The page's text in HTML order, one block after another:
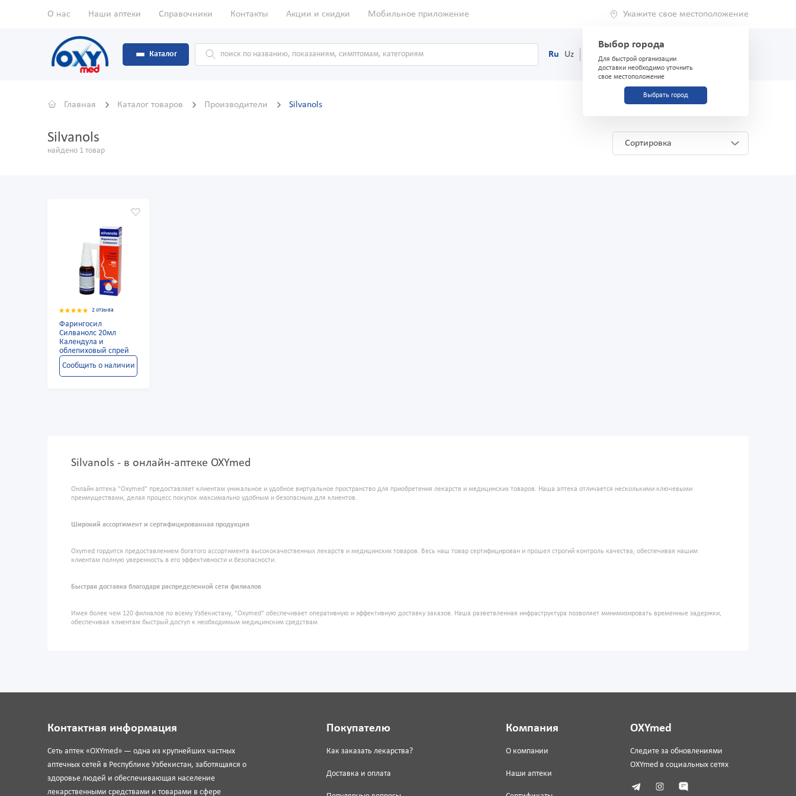
О нас Наши аптеки Справочники Контакты Акции и скидки Мобильное приложение Укажите свое местоположение
Выбор города
Для быстрой организации
доставки необходимо уточнить
свое местоположение
Выбрать город
Каталог Ru Uz (71) 200-03-03
Главная Каталог товаров Производители Silvanols
Silvanols
найдено 1 товар
Сортировка
2 отзыва
Фарингосил
Силванолс 20мл
Календула и
облепиховый спрей
Сообщить о наличии
Silvanols - в онлайн-аптеке OXYmed
Онлайн аптека "Oxymed" предоставляет клиентам уникальное и удобное виртуальное пространство для приобретения лекарств и медицинских товаров. Наша аптека отличается несколькими ключевыми
преимуществами, делая процесс покупок максимально удобным и безопасным для клиентов.
Широкий ассортимент и сертифицированная продукция
Oxymed гордится предоставлением богатого ассортимента высококачественных лекарств и медицинских товаров. Весь наш товар сертифицирован и прошел строгий контроль качества, обеспечивая нашим
клиентам полную уверенность в его эффективности и безопасности.
Быстрая доставка благодаря распределенной сети филиалов
Имея более чем 120 филиалов по всему Узбекистану, "Oxymed" обеспечивает оперативную и эффективную доставку заказов. Наша разветвленная инфраструктура позволяет минимизировать временные задержки,
обеспечивая клиентам быстрый доступ к необходимым медицинским средствам
Контактная информация
Сеть аптек «OXYmed» — одна из крупнейших частных
аптечных сетей в Республике Узбекистан, заботящаяся о
здоровье людей и обеспечивающая население
лекарственными средствами и товарами в сфере
Покупателю
Как заказать лекарства?
Доставка и оплата
Компания
О компании
Наши аптеки
OXYmed
Следите за обновлениями
OXYmed в социальных сетях